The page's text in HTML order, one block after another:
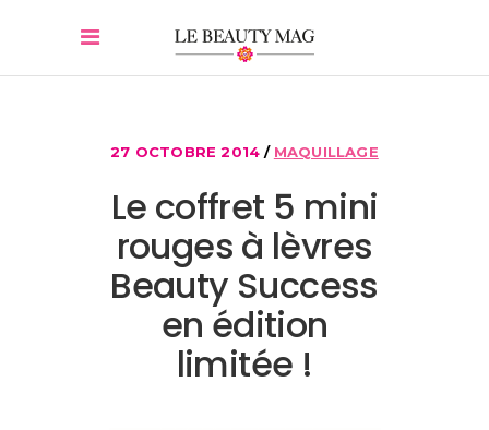
27 OCTOBRE 2014 MAQUILLAGE
Le coffret 5 mini
rouges à lèvres
Beauty Success
en édition
limitée !